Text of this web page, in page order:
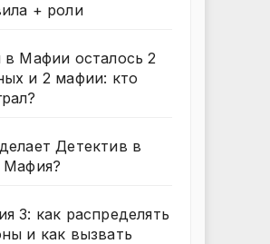
+ роли
в Мафии осталось 2
и 2 мафии: кто
Детектив в
Мафия?
3: как распределять
и как вызвать